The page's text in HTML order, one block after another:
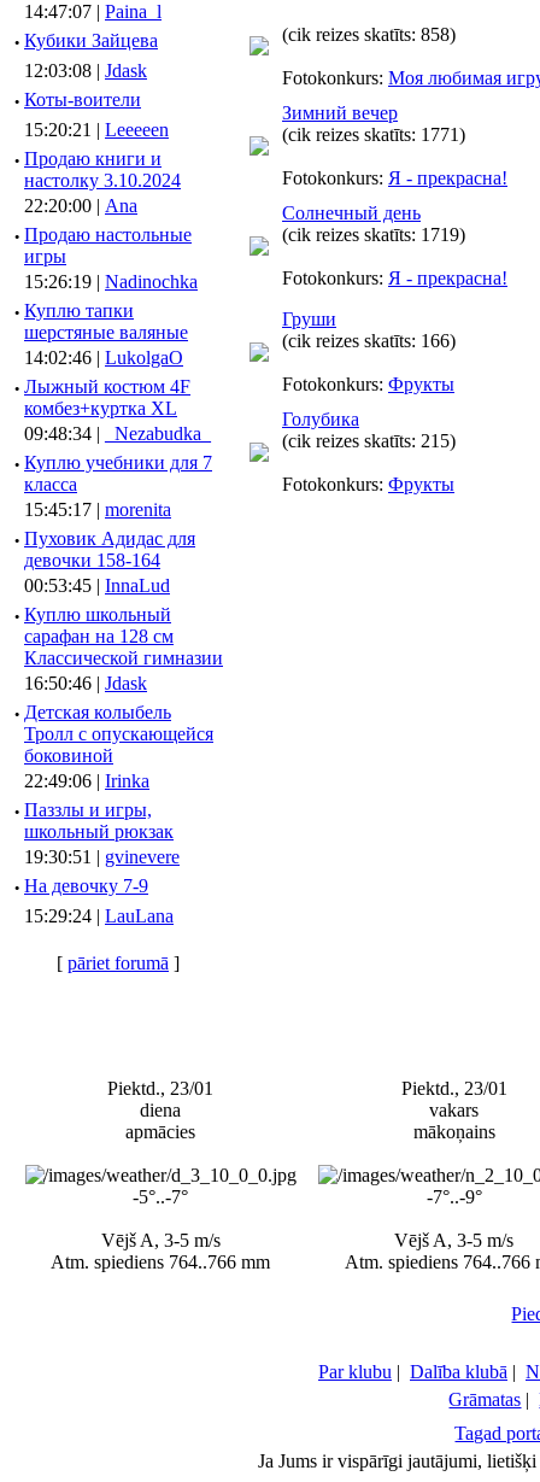
14:47:07 | Paina_l
· Кубики Зайцева
12:03:08 | Jdask
· Коты-воители
15:20:21 | Leeeeen
· Продаю книги и
настолку 3.10.2024
22:20:00 | Ana
· Продаю настольные
игры
15:26:19 | Nadinochka
· Куплю тапки
шерстяные валяные
14:02:46 | LukolgaO
· Лыжный костюм 4F
комбез+куртка XL
09:48:34 |
_Nezabudka_
· Куплю учебники для 7
класса
15:45:17 | morenita
· Пуховик Адидас для
девочки 158-164
00:53:45 | InnaLud
· Куплю школьный
сарафан на 128 см
Классической гимназии
16:50:46 | Jdask
· Детская колыбель
Тролл с опускающейся
боковиной
22:49:06 | Irinka
· Паззлы и игры,
школьный рюкзак
19:30:51 | gvinevere
· Hа девочку 7-9
15:29:24 | LauLana
[ pāriet forumā ]
(cik reizes skatīts: 858)
Fotokonkurs: Моя любимая
Зимний вечер
(cik reizes skatīts: 1771)
Fotokonkurs: Я - прекрасна!
Солнечный день
(cik reizes skatīts: 1719)
Fotokonkurs: Я - прекрасна!
Груши
(cik reizes skatīts: 166)
Fotokonkurs: Фрукты
Голубика
(cik reizes skatīts: 215)
Fotokonkurs: Фрукты
Piektd., 23/01
diena
apmācies
-5°..-7°
Vējš A, 3-5 m/s
Atm. spiediens 764..766 mm
Piektd., 23/01
vakars
mākoņains
-7°..-9°
Vējš A, 3-5 m/s
Atm. spiediens 764..766
Par klubu | Dalība klubā |
Grāmatas |
Tagad
Ja Jums ir vispārīgi jautājumi,